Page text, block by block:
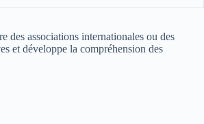
des associations internationales ou des
et développe la compréhension des